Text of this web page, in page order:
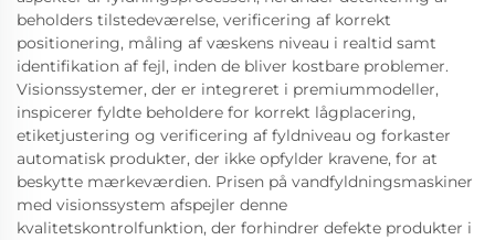
beholders tilstedeværelse, verificering af korrekt
positionering, måling af væskens niveau i realtid samt
identifikation af fejl, inden de bliver kostbare problemer.
Visionssystemer, der er integreret i premiummodeller,
inspicerer fyldte beholdere for korrekt lågplacering,
etiketjustering og verificering af fyldniveau og forkaster
automatisk produkter, der ikke opfylder kravene, for at
beskytte mærkeværdien. Prisen på vandfyldningsmaskiner
med visionssystem afspejler denne
kvalitetskontrolfunktion, der forhindrer defekte produkter i